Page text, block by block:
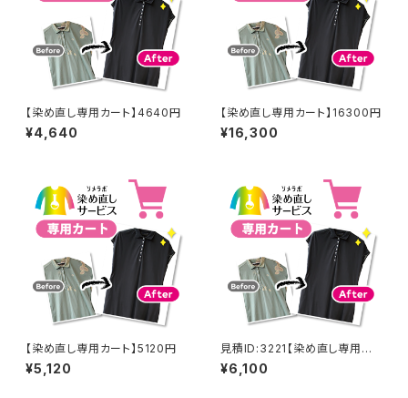
【染め直し専用カート】4640円
¥4,640
【染め直し専用カート】16300円
¥16,300
【染め直し専用カート】5120円
¥5,120
見積ID:3221【染め直し専用カ
ート】6100円
¥6,100